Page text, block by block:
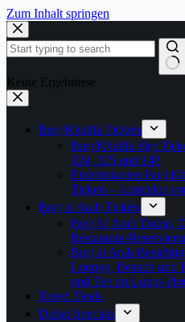
Zum Inhalt springen
Keine Ergebnisse
Burj Khalifa Tickets
Burj Khalifa Sky
124, 125 und 148
Eintrittskarten Burj
Tickets – kostenlos
Burj al Arab Tickets
Burj Al Arab Dubai,
Restaurant-
Burj al Arab
Lounge, Besuch und
und Tee im Luxus-
Travel Deals
Dubai Specials